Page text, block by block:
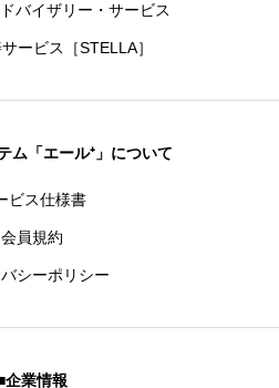
バイザリー・サービス
ービス［STELLA］
ム「エール⁺」について
ビス仕様書
会員規約
シーポリシー
企業情報